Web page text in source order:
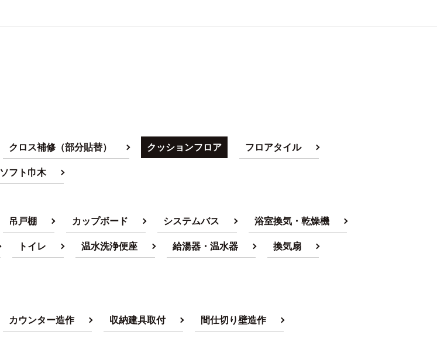
クロス補修（部分貼替） クッションフロア フロアタイル
ソフト巾木
吊戸棚 カップボード システムバス 浴室換気・乾燥機
トイレ 温水洗浄便座 給湯器・温水器 換気扇
カウンター造作 収納建具取付 間仕切り壁造作